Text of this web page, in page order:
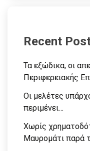
Recent
Τα εξώδικα, οι
Περιφερειακής
Οι μελέτες
περιμένει…
Χωρίς
Μαυρομάτι παρά